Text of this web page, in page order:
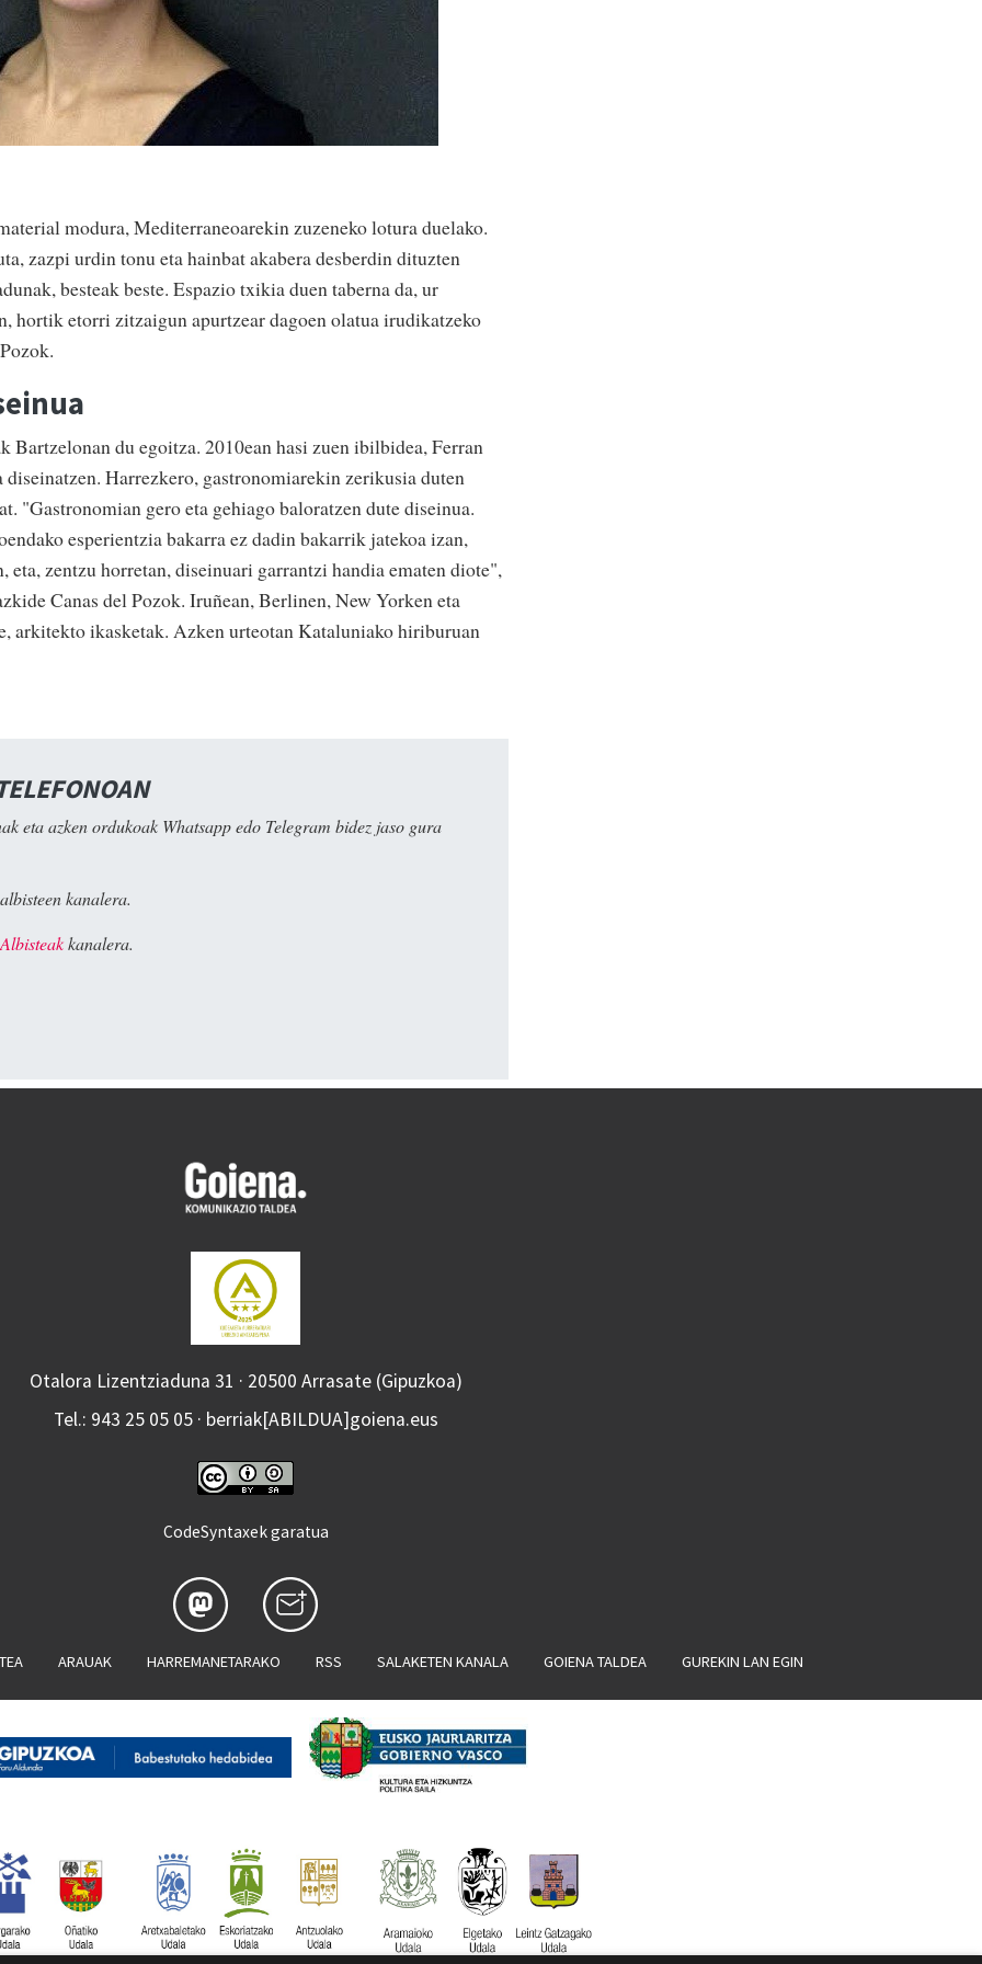
modura, Mediterraneoarekin zuzeneko lotura duelako.
zazpi urdin tonu eta hainbat akabera desberdin dituzten
besteak beste. Espazio txikia duen taberna da, ur
hortik etorri zitzaigun apurtzear dagoen olatua irudikatzeko
du egoitza. 2010ean hasi zuen ibilbidea, Ferran
Harrezkero, gastronomiarekin zerikusia duten
"Gastronomian gero eta gehiago baloratzen dute diseinua.
esperientzia bakarra ez dadin bakarrik jatekoa izan,
eta, zentzu horretan, diseinuari garrantzi handia ematen diote",
Canas del Pozok. Iruñean, Berlinen, New Yorken eta
arkitekto ikasketak. Azken urteotan Kataluniako hiriburuan
eta azken ordukoak Whatsapp edo Telegram bidez jaso gura
albisteen kanalera.
kanalera.
Otalora Lizentziaduna 31 · 20500 Arrasate (Gipuzkoa)
Tel.: 943 25 05 05 · berriak[ABILDUA]goiena.eus
CodeSyntaxek garatua
ARAUAK HARREMANETARAKO RSS SALAKETEN KANALA GOIENA TALDEA GUREKIN LAN EGIN